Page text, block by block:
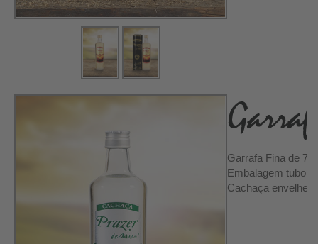
Garrafa Fina de
Embalagem tubo
Cachaça